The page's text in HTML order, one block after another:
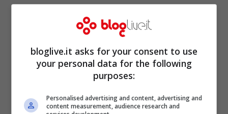
bloglive.it asks for your consent to use
your personal data for the following
purposes:
Personalised advertising and content, advertising and
content measurement, audience research and